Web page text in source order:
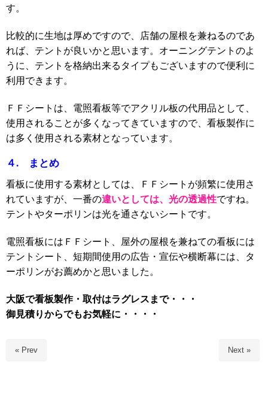
す。
比較的に生地は厚めですので、店舗の屋根を兼ねるのであ
れば、テントが良いかと思います。オーニングテントのよ
うに、テントを格納出来るタイプもございますので便利に
利用できます。
ＦＦシートは、電照看板等でアクリル板の代用品として、
使用されることが多くなってきていますので、看板製作に
は多く使用される素材となっています。
４. まとめ
看板に使用する素材としては、ＦＦシートが頻繁に使用さ
れていますが、一番の違いとしては、光の透過性ですね。
テントやターポリンは光を通さないシートです。
電照看板にはＦＦシート、屋外の屋根を兼ねての看板には
テントシート、短期間使用の広告・宣伝や横断幕には、タ
ーポリンがお薦めかと思いました。
大阪で看板製作・取付はラグレスまで・・・
御見積りからでもお気軽に・・・・
« Prev Next »